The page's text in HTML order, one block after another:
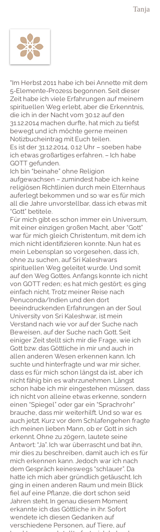
Tanja
"Im Herbst 2011 habe ich bei Annette mit dem
5-Elemente-Prozess begonnen. Seit dieser
Zeit habe ich viele Erfahrungen auf meinem
spirituellen Weg erlebt, aber die Erkenntnis,
die ich in der Nacht vom 30.12 auf den
31.12.2014 machen durfte, hat mich zu tiefst
bewegt und ich möchte gerne meinen
Notizbucheintrag mit Euch teilen.
Es ist der 31.12.2014, 0.12 Uhr – soeben habe
ich etwas großartiges erfahren. – Ich habe
GOTT gefunden.
Ich bin “beinahe” ohne Religion
aufgewachsen – zumindest habe ich keine
religiösen Richtlinien durch mein Elternhaus
auferlegt bekommen und so war es für mich
all die Jahre unvorstellbar, dass ich etwas mit
“Gott” betitele.
Für mich gibt es schon immer ein Universum,
mit einer einzigen großen Macht, aber “Gott”
war für mich gleich Christentum, mit dem ich
mich nicht identifizieren konnte. Nun hat es
mein Lebensplan so vorgesehen, dass ich,
ohne zu suchen, auf Sri Kaleshwars
spirituellen Weg geleitet wurde. Und somit
auf den Weg Gottes. Anfangs konnte ich nicht
von GOTT reden; es hat mich gestört; es ging
einfach nicht. Trotz meiner Reise nach
Penuconda/Indien und den dort
beeindruckenden Erfahrungen an der Soul
University von Sri Kaleshwar, ist mein
Verstand nach wie vor auf der Suche nach
Beweisen, auf der Suche nach Gott. Seit
einiger Zeit stellt sich mir die Frage, wie ich
Gott bzw. das Göttliche in mir und auch in
allen anderen Wesen erkennen kann. Ich
suchte und hinterfragte und war mir sicher,
dass es für mich schon längst da ist, aber ich
nicht fähig bin es wahrzunehmen. Längst
schon habe ich mir eingestehen müssen, dass
ich nicht von alleine etwas erkenne, sondern
einen “Spiegel” oder gar ein “Sprachrohr”
brauche, dass mir weiterhilft. Und so war es
auch jetzt. Kurz vor dem Schlafengehen fragte
ich meinen lieben Mann, ob er Gott in sich
erkennt. Ohne zu zögern, lautete seine
Antwort: “Ja”. Ich war überrascht und bat ihn,
mir dies zu beschreiben, damit auch ich es für
mich erkennen kann. Jedoch war ich nach
dem Gespräch keineswegs “schlauer”. Da
hatte ich mich aber gründlich getäuscht. Ich
ging in einen anderen Raum und mein Blick
fiel auf eine Pflanze, die dort schon seid
Jahren steht. In genau diesem Moment
erkannte ich das Göttliche in ihr. Sofort
wendete ich diesen Gedanken auf
verschiedene Personen, auf Tiere, auf